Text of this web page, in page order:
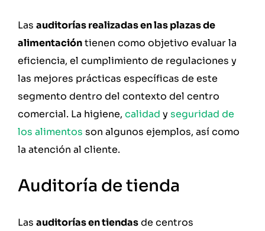
Las auditorías realizadas en las plazas de
alimentacióntienen como objetivo evaluar la
eficiencia, el cumplimiento de regulaciones y
las mejores prácticas específicas de este
segmento dentro del contexto del centro
comercial. La higiene, calidad yseguridad de
los alimentos son algunos ejemplos, así como
la atención al cliente.
Auditoría de tienda
Las auditorías en tiendasde centros